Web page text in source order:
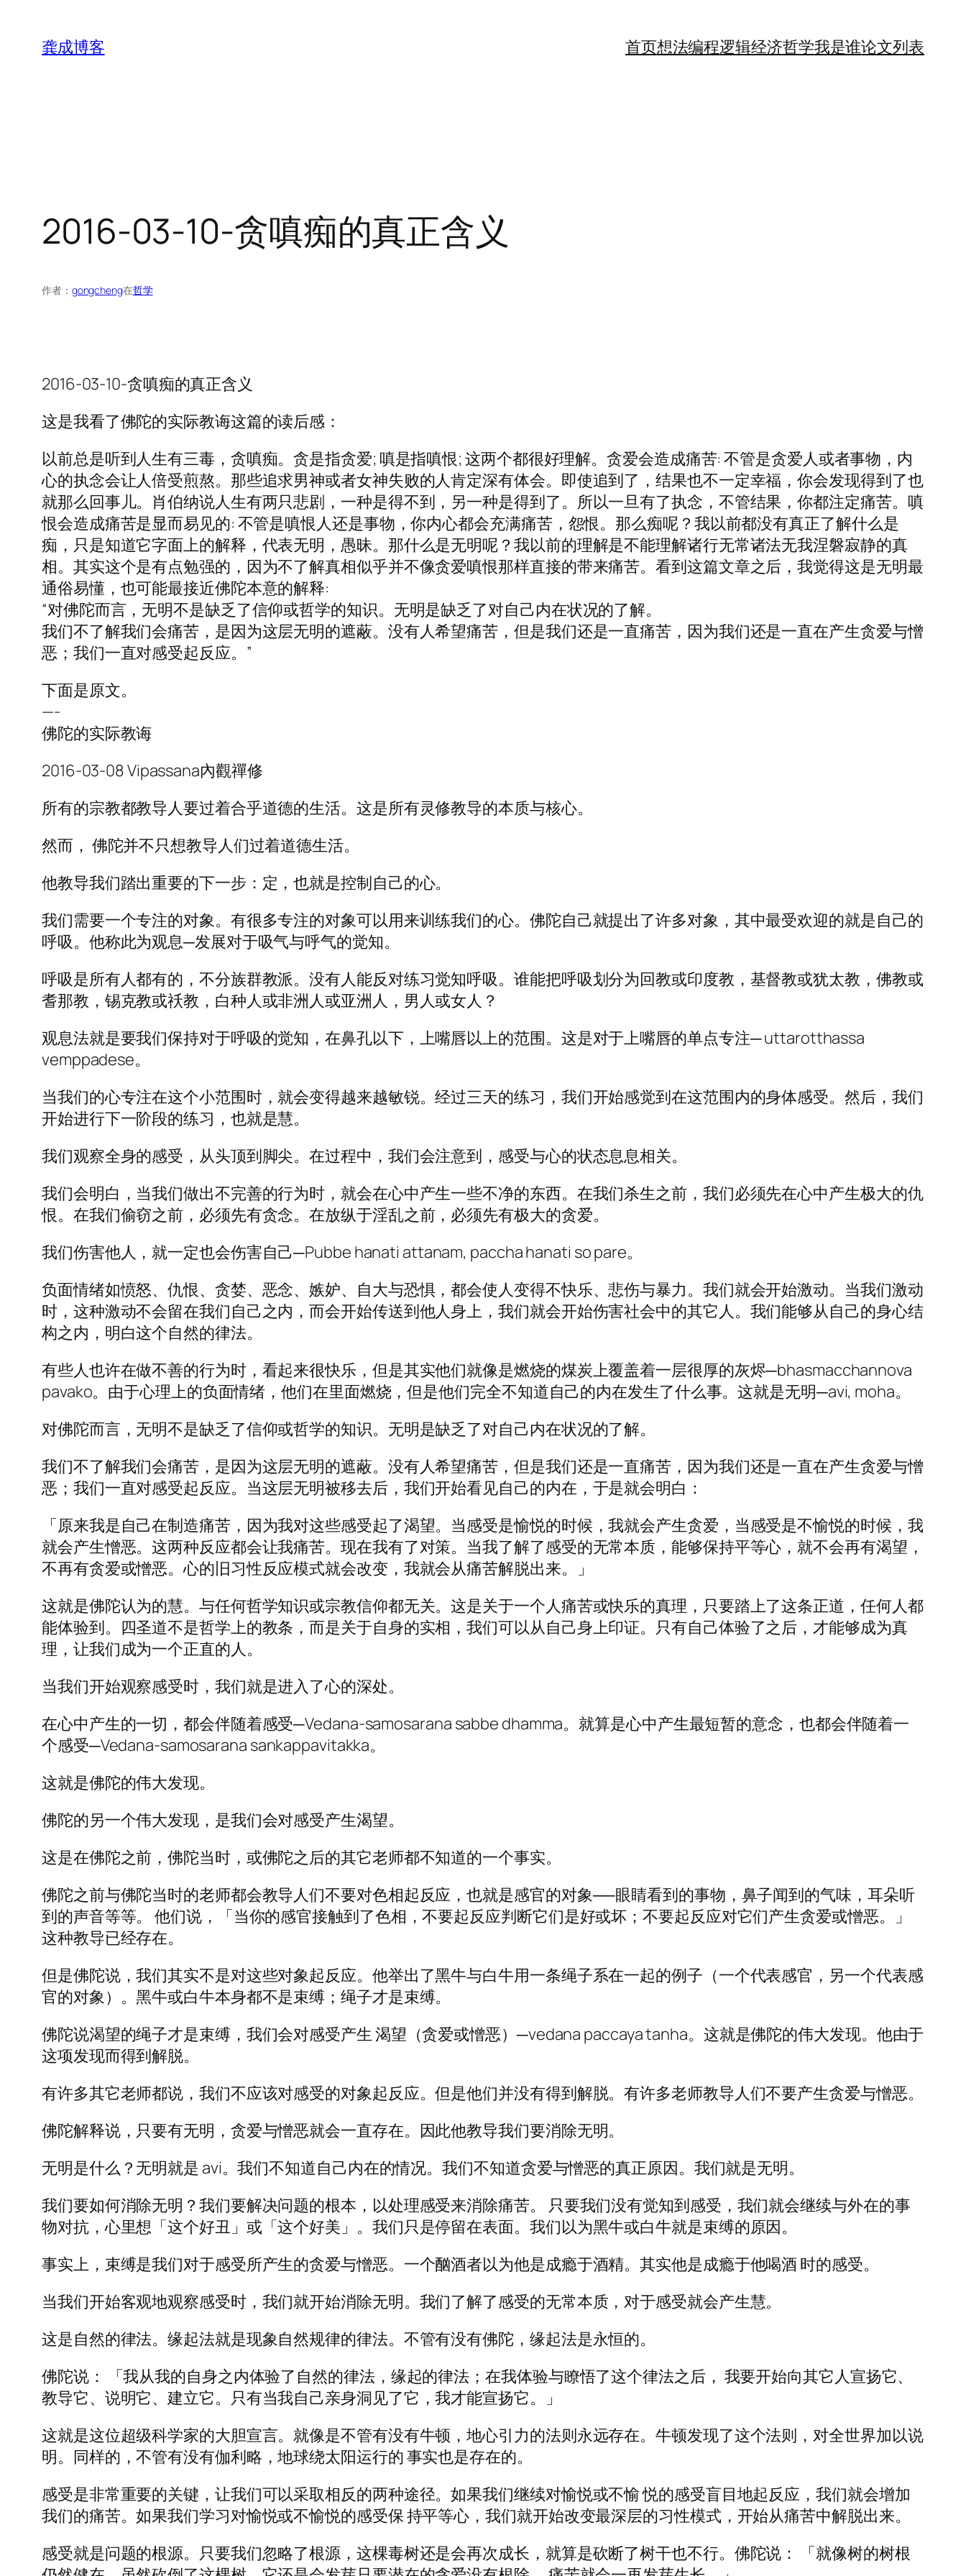
龚成博客 首页想法编程逻辑经济哲学我是谁论文列表
2016-03-10-贪嗔痴的真正含义
作者： gongcheng在哲学
2016-03-10-贪嗔痴的真正含义
这是我看了佛陀的实际教诲这篇的读后感：
以前总是听到人生有三毒，贪嗔痴。贪是指贪爱; 嗔是指嗔恨; 这两个都很好理解。贪爱会造成痛苦: 不管是贪爱人或者事物，内
心的执念会让人倍受煎熬。那些追求男神或者女神失败的人肯定深有体会。即使追到了，结果也不一定幸福，你会发现得到了也
就那么回事儿。肖伯纳说人生有两只悲剧，一种是得不到，另一种是得到了。所以一旦有了执念，不管结果，你都注定痛苦。嗔
恨会造成痛苦是显而易见的: 不管是嗔恨人还是事物，你内心都会充满痛苦，怨恨。那么痴呢？我以前都没有真正了解什么是
痴，只是知道它字面上的解释，代表无明，愚昧。那什么是无明呢？我以前的理解是不能理解诸行无常诸法无我涅磐寂静的真
相。其实这个是有点勉强的，因为不了解真相似乎并不像贪爱嗔恨那样直接的带来痛苦。看到这篇文章之后，我觉得这是无明最
通俗易懂，也可能最接近佛陀本意的解释:
“对佛陀而言，无明不是缺乏了信仰或哲学的知识。无明是缺乏了对自己内在状况的了解。
我们不了解我们会痛苦，是因为这层无明的遮蔽。没有人希望痛苦，但是我们还是一直痛苦，因为我们还是一直在产生贪爱与憎
恶；我们一直对感受起反应。”
下面是原文。
—-
佛陀的实际教诲
2016-03-08 Vipassana內觀禪修
所有的宗教都教导人要过着合乎道德的生活。这是所有灵修教导的本质与核心。
然而， 佛陀并不只想教导人们过着道德生活。
他教导我们踏出重要的下一步：定，也就是控制自己的心。
我们需要一个专注的对象。有很多专注的对象可以用来训练我们的心。佛陀自己就提出了许多对象，其中最受欢迎的就是自己的
呼吸。他称此为观息─发展对于吸气与呼气的觉知。
呼吸是所有人都有的，不分族群教派。没有人能反对练习觉知呼吸。谁能把呼吸划分为回教或印度教，基督教或犹太教，佛教或
耆那教，锡克教或祅教，白种人或非洲人或亚洲人，男人或女人？
观息法就是要我们保持对于呼吸的觉知，在鼻孔以下，上嘴唇以上的范围。这是对于上嘴唇的单点专注─ uttarotthassa
vemppadese。
当我们的心专注在这个小范围时，就会变得越来越敏锐。经过三天的练习，我们开始感觉到在这范围内的身体感受。然后，我们
开始进行下一阶段的练习，也就是慧。
我们观察全身的感受，从头顶到脚尖。在过程中，我们会注意到，感受与心的状态息息相关。
我们会明白，当我们做出不完善的行为时，就会在心中产生一些不净的东西。在我们杀生之前，我们必须先在心中产生极大的仇
恨。在我们偷窃之前，必须先有贪念。在放纵于淫乱之前，必须先有极大的贪爱。
我们伤害他人，就一定也会伤害自己─Pubbe hanati attanam, paccha hanati so pare。
负面情绪如愤怒、仇恨、贪婪、恶念、嫉妒、自大与恐惧，都会使人变得不快乐、悲伤与暴力。我们就会开始激动。当我们激动
时，这种激动不会留在我们自己之内，而会开始传送到他人身上，我们就会开始伤害社会中的其它人。我们能够从自己的身心结
构之内，明白这个自然的律法。
有些人也许在做不善的行为时，看起来很快乐，但是其实他们就像是燃烧的煤炭上覆盖着一层很厚的灰烬─bhasmacchannova
pavako。由于心理上的负面情绪，他们在里面燃烧，但是他们完全不知道自己的内在发生了什么事。这就是无明─avi, moha。
对佛陀而言，无明不是缺乏了信仰或哲学的知识。无明是缺乏了对自己内在状况的了解。
我们不了解我们会痛苦，是因为这层无明的遮蔽。没有人希望痛苦，但是我们还是一直痛苦，因为我们还是一直在产生贪爱与憎
恶；我们一直对感受起反应。当这层无明被移去后，我们开始看见自己的内在，于是就会明白：
「原来我是自己在制造痛苦，因为我对这些感受起了渴望。当感受是愉悦的时候，我就会产生贪爱，当感受是不愉悦的时候，我
就会产生憎恶。这两种反应都会让我痛苦。现在我有了对策。当我了解了感受的无常本质，能够保持平等心，就不会再有渴望，
不再有贪爱或憎恶。心的旧习性反应模式就会改变，我就会从痛苦解脱出来。」
这就是佛陀认为的慧。与任何哲学知识或宗教信仰都无关。这是关于一个人痛苦或快乐的真理，只要踏上了这条正道，任何人都
能体验到。四圣道不是哲学上的教条，而是关于自身的实相，我们可以从自己身上印证。只有自己体验了之后，才能够成为真
理，让我们成为一个正直的人。
当我们开始观察感受时，我们就是进入了心的深处。
在心中产生的一切，都会伴随着感受─Vedana-samosarana sabbe dhamma。就算是心中产生最短暂的意念，也都会伴随着一
个感受─Vedana-samosarana sankappavitakka。
这就是佛陀的伟大发现。
佛陀的另一个伟大发现，是我们会对感受产生渴望。
这是在佛陀之前，佛陀当时，或佛陀之后的其它老师都不知道的一个事实。
佛陀之前与佛陀当时的老师都会教导人们不要对色相起反应，也就是感官的对象──眼睛看到的事物，鼻子闻到的气味，耳朵听
到的声音等等。 他们说，「当你的感官接触到了色相，不要起反应判断它们是好或坏；不要起反应对它们产生贪爱或憎恶。」
这种教导已经存在。
但是佛陀说，我们其实不是对这些对象起反应。他举出了黑牛与白牛用一条绳子系在一起的例子（一个代表感官，另一个代表感
官的对象）。黑牛或白牛本身都不是束缚；绳子才是束缚。
佛陀说渴望的绳子才是束缚，我们会对感受产生 渴望（贪爱或憎恶）─vedana paccaya tanha。这就是佛陀的伟大发现。他由于
这项发现而得到解脱。
有许多其它老师都说，我们不应该对感受的对象起反应。但是他们并没有得到解脱。有许多老师教导人们不要产生贪爱与憎恶。
佛陀解释说，只要有无明，贪爱与憎恶就会一直存在。因此他教导我们要消除无明。
无明是什么？无明就是 avi。我们不知道自己内在的情况。我们不知道贪爱与憎恶的真正原因。我们就是无明。
我们要如何消除无明？我们要解决问题的根本，以处理感受来消除痛苦。 只要我们没有觉知到感受，我们就会继续与外在的事
物对抗，心里想「这个好丑」或「这个好美」。我们只是停留在表面。我们以为黑牛或白牛就是束缚的原因。
事实上，束缚是我们对于感受所产生的贪爱与憎恶。一个酗酒者以为他是成瘾于酒精。其实他是成瘾于他喝酒 时的感受。
当我们开始客观地观察感受时，我们就开始消除无明。我们了解了感受的无常本质，对于感受就会产生慧。
这是自然的律法。缘起法就是现象自然规律的律法。不管有没有佛陀，缘起法是永恒的。
佛陀说： 「我从我的自身之内体验了自然的律法，缘起的律法；在我体验与瞭悟了这个律法之后， 我要开始向其它人宣扬它、
教导它、说明它、建立它。只有当我自己亲身洞见了它，我才能宣扬它。」
这就是这位超级科学家的大胆宣言。就像是不管有没有牛顿，地心引力的法则永远存在。牛顿发现了这个法则，对全世界加以说
明。同样的，不管有没有伽利略，地球绕太阳运行的 事实也是存在的。
感受是非常重要的关键，让我们可以采取相反的两种途径。如果我们继续对愉悦或不愉 悦的感受盲目地起反应，我们就会增加
我们的痛苦。如果我们学习对愉悦或不愉悦的感受保 持平等心，我们就开始改变最深层的习性模式，开始从痛苦中解脱出来。
感受就是问题的根源。只要我们忽略了根源，这棵毒树还是会再次成长，就算是砍断了树干也不行。佛陀说： 「就像树的树根